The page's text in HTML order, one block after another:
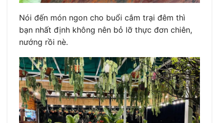
Nói đến món ngon cho buổi cắm trại đêm thì
bạn nhất định không nên bỏ lỡ thực đơn chiên,
nướng rồi nè.